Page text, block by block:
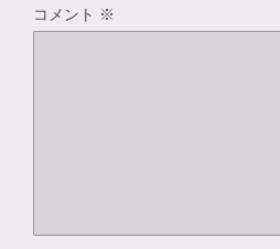
コメント ※